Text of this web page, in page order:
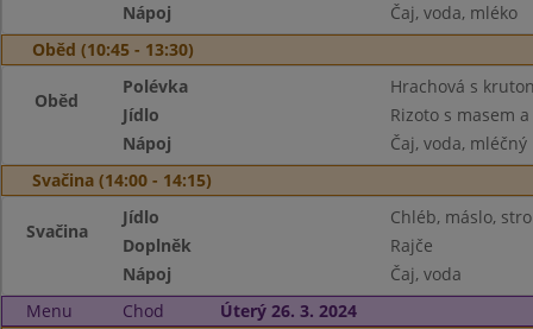
Nápoj
Čaj, voda, mléko
Oběd (10:45 - 13:30)
Oběd
Polévka
Hrachová s
Jídlo
Rizoto s masem
Nápoj
Čaj, voda,
Svačina (14:00 - 14:15)
Svačina
Jídlo
Chléb, máslo,
Doplněk
Rajče
Nápoj
Čaj, voda
Menu
Chod
Úterý 26. 3. 2024